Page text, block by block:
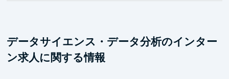
データサイエンス・データ分析のインター
ン求人に関する情報